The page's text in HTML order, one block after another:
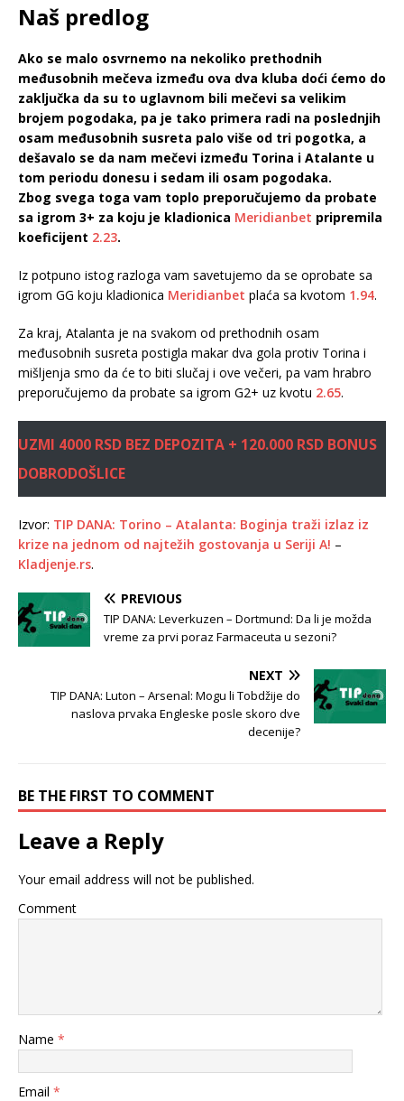
Naš predlog
Ako se malo osvrnemo na nekoliko prethodnih
međusobnih mečeva između ova dva kluba doći ćemo do
zaključka da su to uglavnom bili mečevi sa velikim
brojem pogodaka, pa je tako primera radi na poslednjih
osam međusobnih susreta palo više od tri pogotka, a
dešavalo se da nam mečevi između Torina i Atalante u
tom periodu donesu i sedam ili osam pogodaka.
Zbog svega toga vam toplo preporučujemo da probate
sa igrom 3+ za koju je kladionica Meridianbet pripremila
koeficijent 2.23.
Iz potpuno istog razloga vam savetujemo da se oprobate sa
igrom GG koju kladionica Meridianbet plaća sa kvotom 1.94.
Za kraj, Atalanta je na svakom od prethodnih osam
međusobnih susreta postigla makar dva gola protiv Torina i
mišljenja smo da će to biti slučaj i ove večeri, pa vam hrabro
preporučujemo da probate sa igrom G2+ uz kvotu 2.65.
UZMI 4000 RSD BEZ DEPOZITA + 120.000 RSD BONUS
DOBRODOŠLICE
Izvor: TIP DANA: Torino – Atalanta: Boginja traži izlaz iz
krize na jednom od najtežih gostovanja u Seriji A! –
Kladjenje.rs.
PREVIOUS
TIP DANA: Leverkuzen – Dortmund: Da li je možda
vreme za prvi poraz Farmaceuta u sezoni?
NEXT
TIP DANA: Luton – Arsenal: Mogu li Tobdžije do
naslova prvaka Engleske posle skoro dve
decenije?
BE THE FIRST TO COMMENT
Leave a Reply
Your email address will not be published.
Comment
Name *
Email *